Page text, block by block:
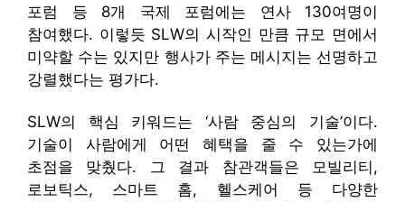
포럼 등 8개 국제 포럼에는 연사 130여명이
참여했다. 이렇듯 SLW의 시작인 만큼 규모 면에서
미약할 수는 있지만 행사가 주는 메시지는 선명하고
강렬했다는 평가다.
SLW의 핵심 키워드는 ‘사람 중심의 기술’이다.
기술이 사람에게 어떤 혜택을 줄 수 있는가에
초점을 맞췄다. 그 결과 참관객들은 모빌리티,
로보틱스, 스마트 홈, 헬스케어 등 다양한